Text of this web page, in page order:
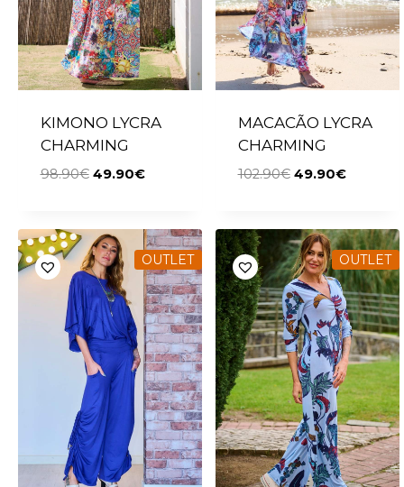
KIMONO LYCRA
CHARMING
98.90€ 49.90€
MACACÃO LYCRA
CHARMING
102.90€ 49.90€
OUTLET OUTLET